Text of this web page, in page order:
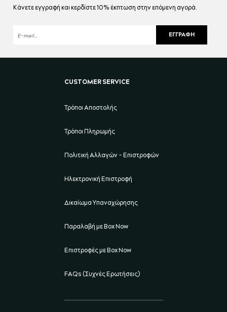
CUSTOMER SERVICE
Τρόποι Αποστολής
Τρόποι Πληρωμής
Πολιτική Αλλαγών - Επιστροφών
Ηλεκτρονική Επιστροφή
Δικαίωμα Υπαναχώρησης
Παραλαβή με Box Now
Επιστροφές με Box Now
FAQs (Συχνές Ερωτήσεις)
Κάνετε εγγραφή και κερδίστε 10% έκπτωση στην επόμενη αγορά.
ΕΓΓΡΑΦΉ